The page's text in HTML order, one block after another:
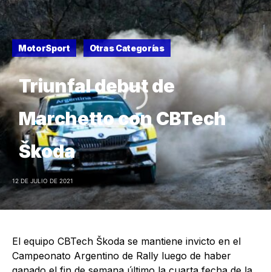
MotorSport Otras Categorías
Triunfal debut de
Marchetto con CBTech
Škoda
12 DE JULIO DE 2021
El equipo CBTech Škoda se mantiene invicto en el
Campeonato Argentino de Rally luego de haber